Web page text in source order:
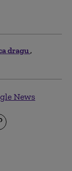
dragu
News